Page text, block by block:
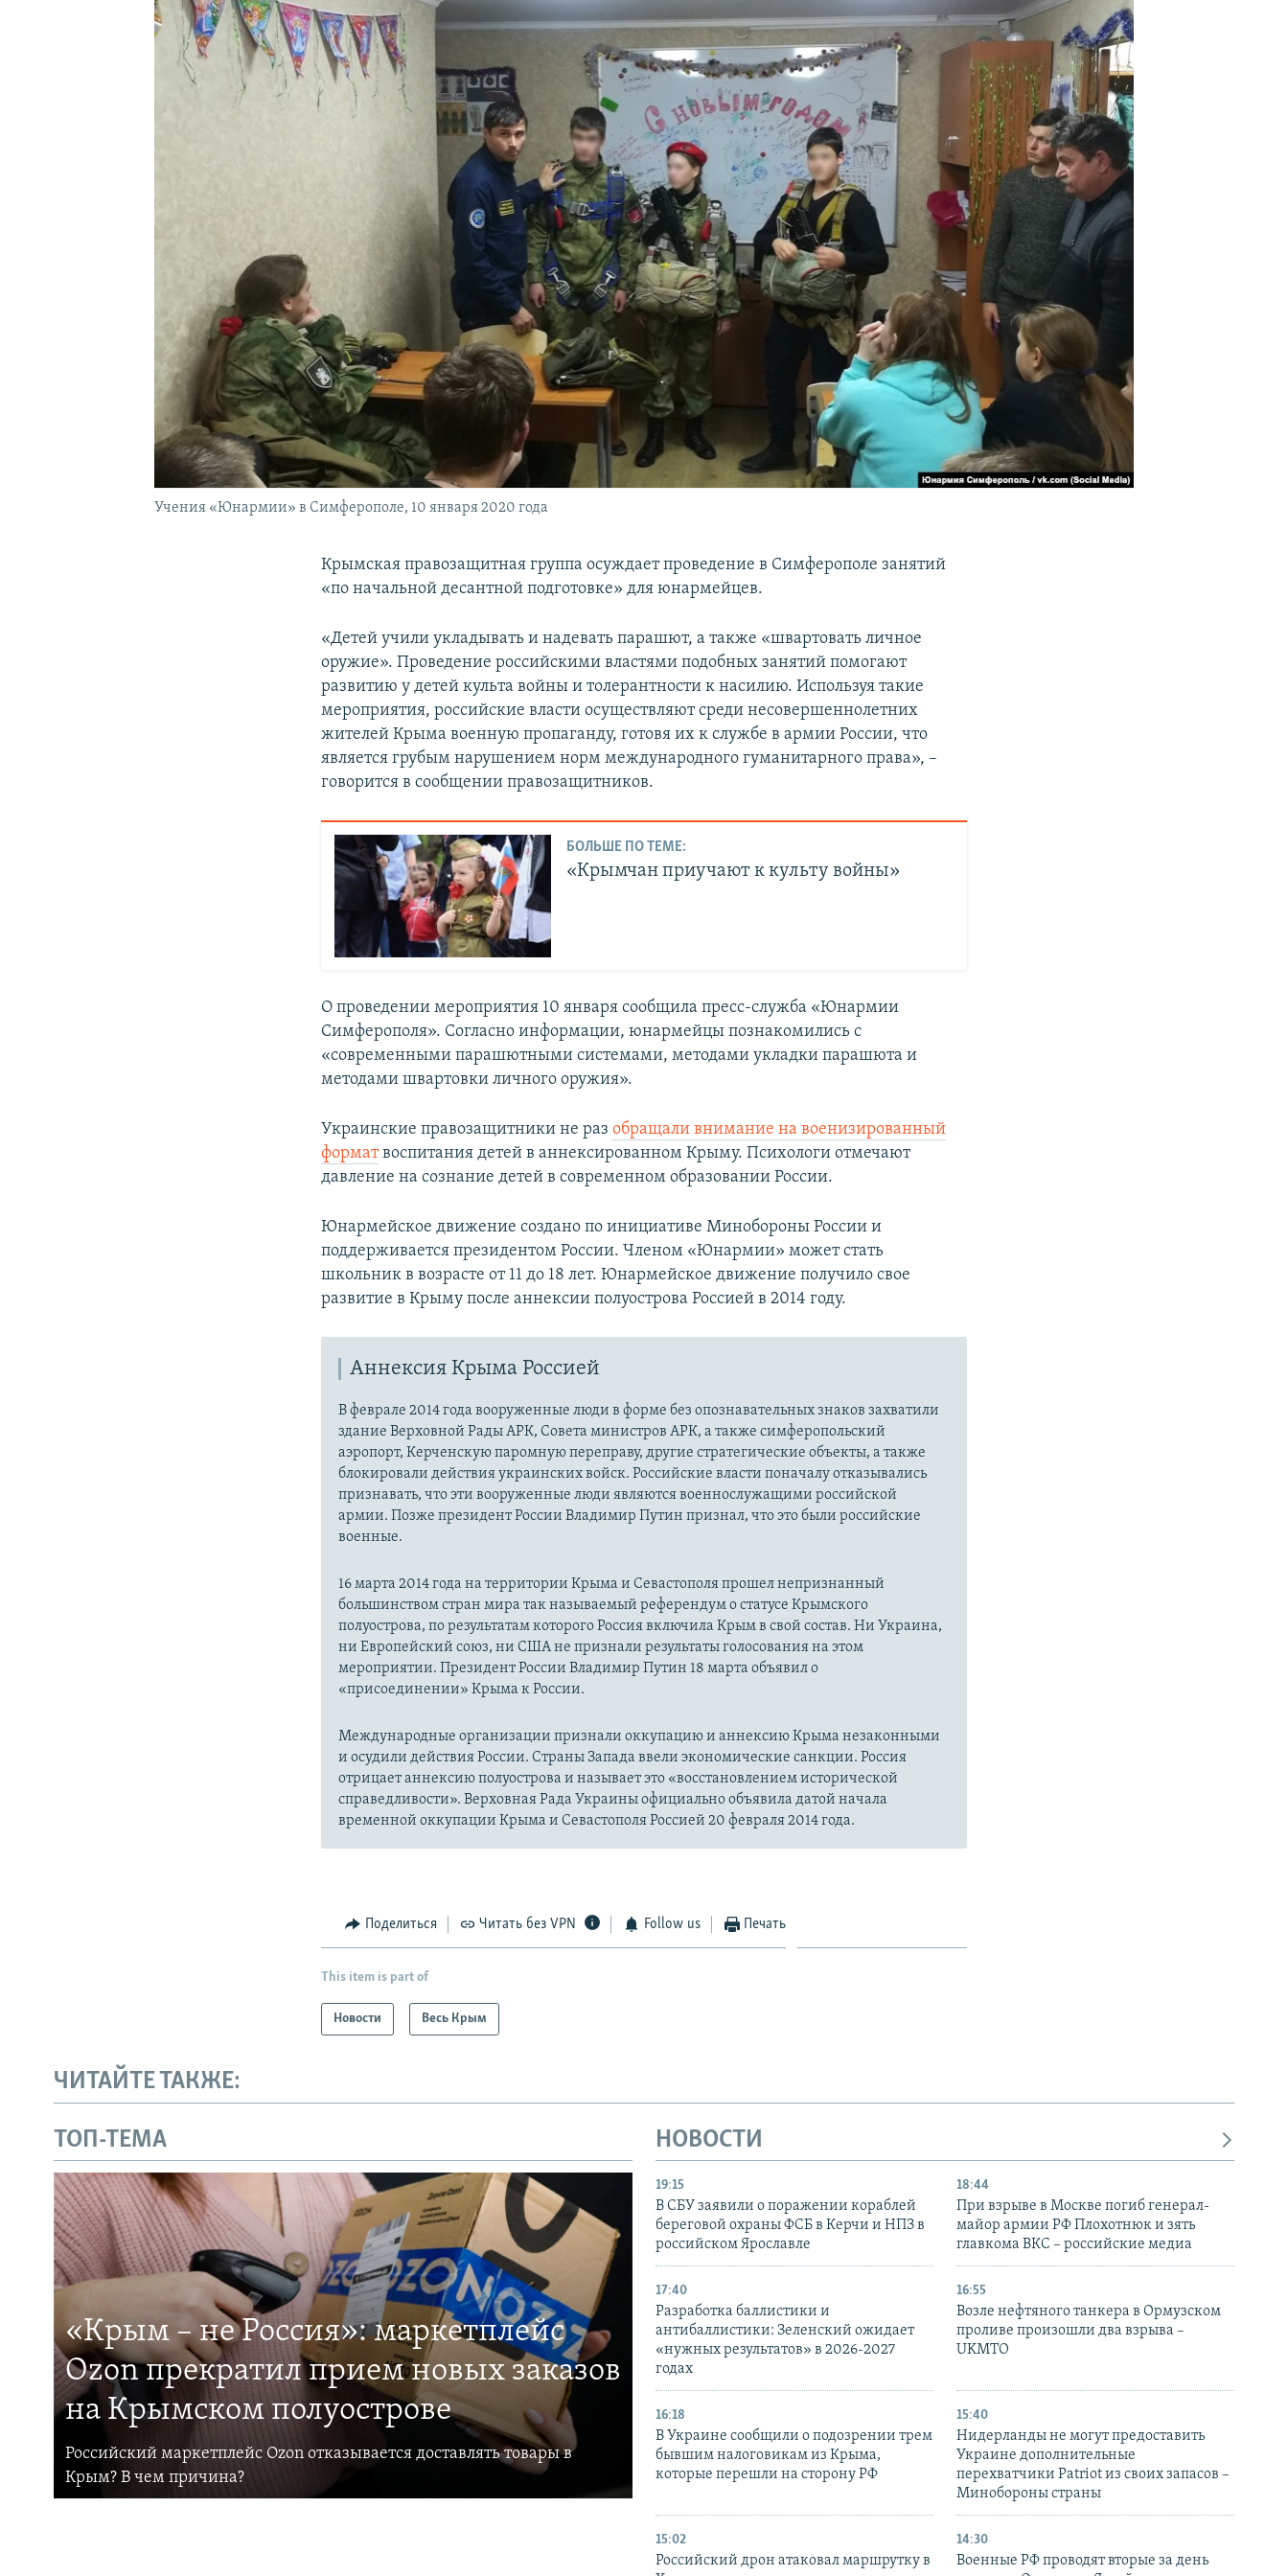
КРЫМ.НЕПОКОРЕННЫЙ
Учения «Юнармии» в Симферополе, 10 января 2020 года
Крымская правозащитная группа осуждает проведение в Симферополе занятий
«по начальной десантной подготовке» для юнармейцев.
«Детей учили укладывать и надевать парашют, а также «швартовать личное
оружие». Проведение российскими властями подобных занятий помогают
развитию у детей культа войны и толерантности к насилию. Используя такие
мероприятия, российские власти осуществляют среди несовершеннолетних
жителей Крыма военную пропаганду, готовя их к службе в армии России, что
является грубым нарушением норм международного гуманитарного права», –
говорится в сообщении правозащитников.
БОЛЬШЕ ПО ТЕМЕ:
«Крымчан приучают к культу войны»
О проведении мероприятия 10 января сообщила пресс-служба «Юнармии
Симферополя». Согласно информации, юнармейцы познакомились с
«современными парашютными системами, методами укладки парашюта и
методами швартовки личного оружия».
Украинские правозащитники не разобращаливнимание на военизированный
форматвоспитания детей в аннексированном Крыму. Психологи отмечают
давление на сознание детей в современном образовании России.
Юнармейское движение создано по инициативе Минобороны России и
поддерживается президентом России. Членом «Юнармии» может стать
школьник в возрасте от 11 до 18 лет. Юнармейское движение получило свое
развитие в Крыму после аннексии полуострова Россией в 2014 году.
Аннексия Крыма Россией
В феврале 2014 года вооруженные люди в форме без опознавательных знаков захватили
здание Верховной Рады АРК, Совета министров АРК, а также симферопольский
аэропорт, Керченскую паромную переправу, другие стратегические объекты, а также
блокировали действия украинских войск. Российские власти поначалу отказывались
признавать, что эти вооруженные люди являются военнослужащими российской
армии. Позже президент России Владимир Путин признал, что это были российские
военные.
16 марта 2014 года на территории Крыма и Севастополя прошел непризнанный
большинством стран мира так называемый референдум о статусе Крымского
полуострова, по результатам которого Россия включила Крым в свой состав. Ни Украина,
ни Европейский союз, ни США не признали результаты голосования на этом
мероприятии. Президент России Владимир Путин 18 марта объявил о
«присоединении» Крыма к России.
Международные организации признали оккупацию и аннексию Крыма незаконными
и осудили действия России. Страны Запада ввели экономические санкции. Россия
отрицает аннексию полуострова и называет это «восстановлением исторической
справедливости». Верховная Рада Украины официально объявила датой начала
временной оккупации Крыма и Севастополя Россией 20 февраля 2014 года.
Поделиться Читать без VPN Follow us Печать
This item is part of
Новости Весь Крым
ЧИТАЙТЕ ТАКЖЕ:
ТОП-ТЕМА
«Крым – не Россия»: маркетплейс
Ozon прекратил прием новых заказов
на Крымском полуострове
Российский маркетплейс Ozon отказывается доставлять товары в
Крым? В чем причина?
НОВОСТИ
19:15
В СБУ заявили о поражении кораблей
береговой охраны ФСБ в Керчи и НПЗ в
российском Ярославле
18:44
При взрыве в Москве погиб генерал-
майор армии РФ Плохотнюк и зять
главкома ВКС – российские медиа
17:40
Разработка баллистики и
антибаллистики: Зеленский ожидает
«нужных результатов» в 2026-2027
годах
16:55
Возле нефтяного танкера в Ормузском
проливе произошли два взрыва –
UKMTO
16:18
В Украине сообщили о подозрении трем
бывшим налоговикам из Крыма,
которые перешли на сторону РФ
15:40
Нидерланды не могут предоставить
Украине дополнительные
перехватчики Patriot из своих запасов –
Минобороны страны
15:02
Российский дрон атаковал маршрутку в
14:30
Военные РФ проводят вторые за день